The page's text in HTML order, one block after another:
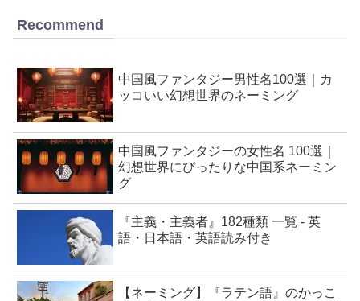
Recommend
中国風ファンタジー男性名100選｜カ
ッコいい幻想世界のネーミング
中国風ファンタジーの女性名 100選｜
幻想世界にぴったりな中国系ネーミン
グ
『主義・主義者』182種類 一覧 - 英
語・日本語・英語読み付き
【ネーミング】『ラテン語』のかっこ